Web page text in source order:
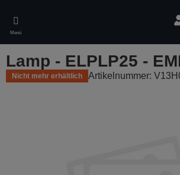
main
content
Menü
Lamp - ELPLP25 -
Nicht mehr erhältlich Artikelnummer: